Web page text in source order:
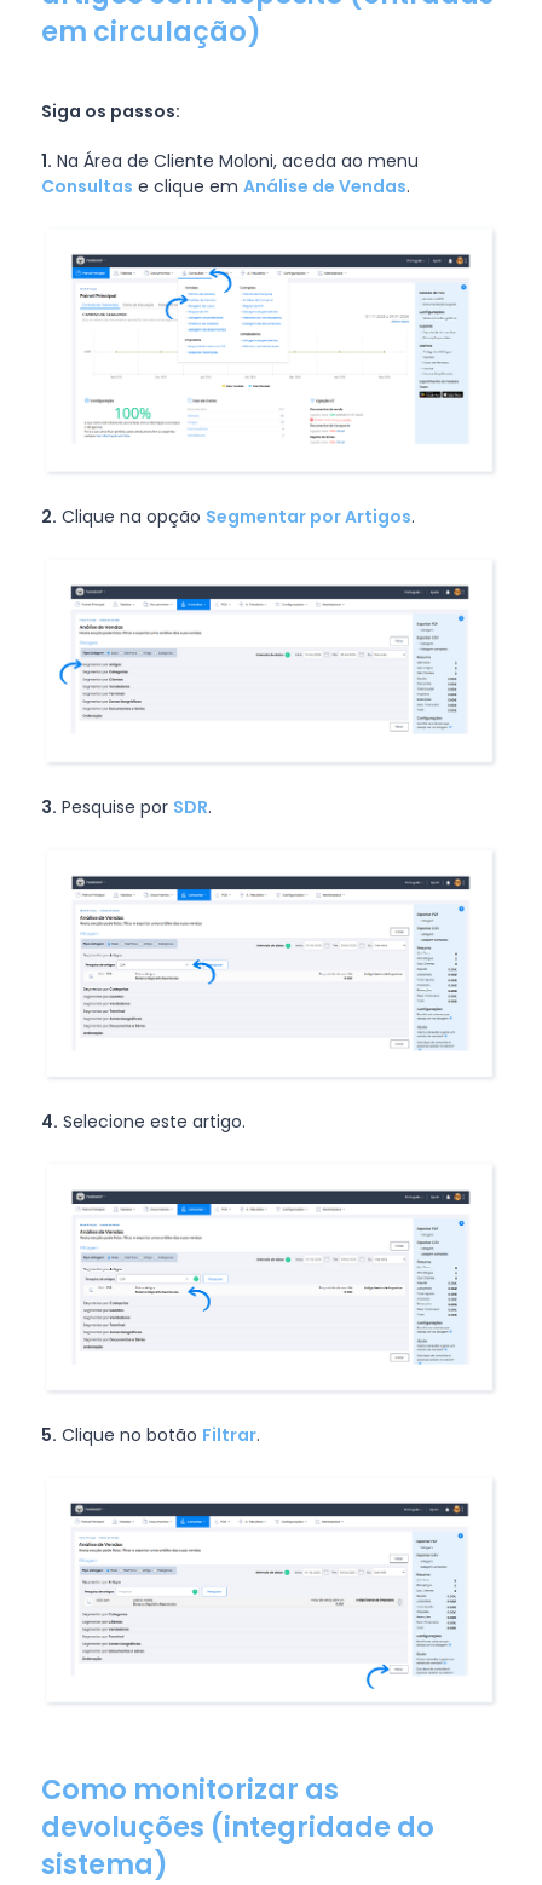
em circulação)
Siga os passos:
1. Na Área de Cliente Moloni, aceda ao menu
Consultas e clique em Análise de Vendas.
2. Clique na opção Segmentar por Artigos.
3. Pesquise por SDR.
4. Selecione este artigo.
5. Clique no botão Filtrar.
Como monitorizar as
devoluções (integridade do
sistema)